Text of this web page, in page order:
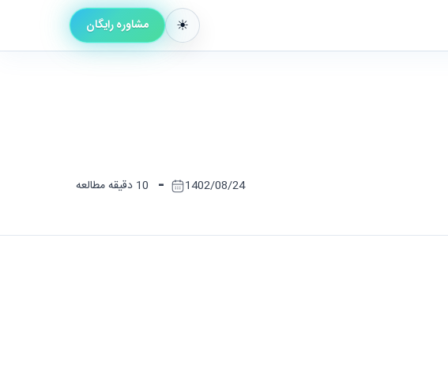
مشاوره رایگان
1402/08/24
- 10 دقیقه مطالعه